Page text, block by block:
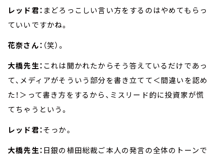
レッド君： まどろっこしい言い方をするのはやめてもらっ
ていいですかね。
花奈さん： （笑）。
大橋先生： これは聞かれたからそう答えているだけであっ
て、メディアがそういう部分を書き立てて＜間違いを認め
た！＞って書き方をするから、ミスリード的に投資家が慌
てちゃうという。
レッド君：そっか。
大橋先生： 日銀の植田総裁ご本人の発言の全体のトーンで